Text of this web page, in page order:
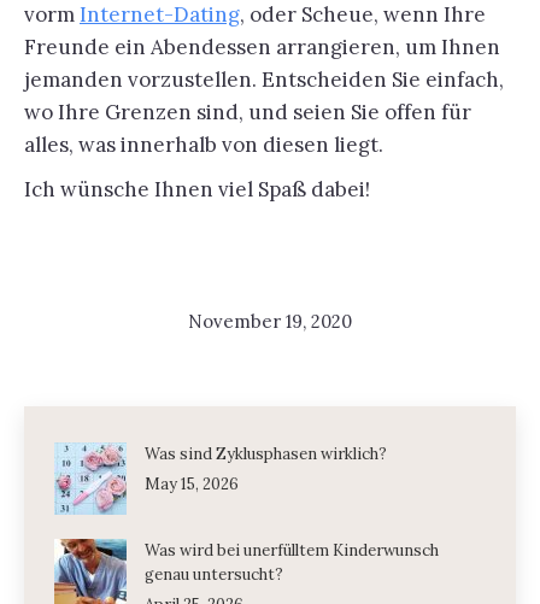
vormInternet-Dating, oder Scheue, wenn Ihre
Freunde ein Abendessen arrangieren, um Ihnen
jemanden vorzustellen. Entscheiden Sie einfach,
wo Ihre Grenzen sind, und seien Sie offen für
alles, was innerhalb von diesen liegt.
Ich wünsche Ihnen viel Spaß dabei!
November 19, 2020
Was sind Zyklusphasen wirklich?
May 15, 2026
Was wird bei unerfülltem Kinderwunsch
genau untersucht?